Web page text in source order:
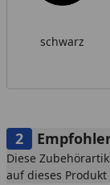
schwarz
Diese
auf dieses